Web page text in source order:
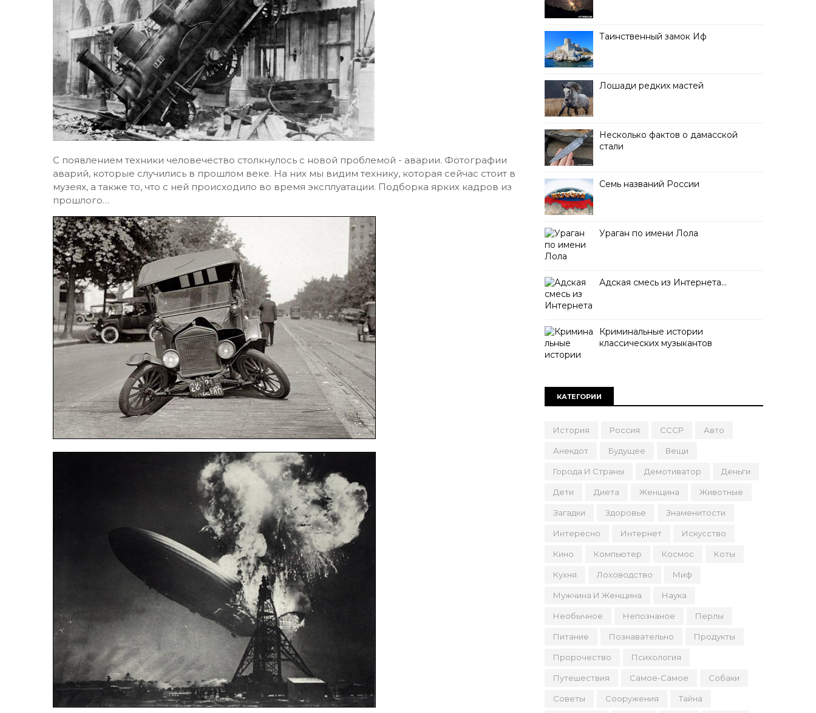
С появлением техники человечество столкнулось с новой проблемой - аварии. Фотографии
аварий, которые случились в прошлом веке. На них мы видим технику, которая сейчас стоит в
музеях, а также то, что с ней происходило во время эксплуатации. Подборка ярких кадров из
прошлого…
Таинственный замок Иф
Лошади редких мастей
Несколько фактов о дамасской
стали
Семь названий России
Ураган по имени Лола
Адская смесь из Интернета…
Криминальные истории
классических музыкантов
КАТЕГОРИИ
История Россия СССР Авто
Анекдот Будущее Вещи
Города И Страны Демотиватор Деньги
Дети Диета Женщина Животные
Загадки Здоровье Знаменитости
Интересно Интернет Искусство
Кино Компьютер Космос Коты
Кухня Лоховодство Миф
Мужчина И Женщина Наука
Необычное Непознаное Перлы
Питание Познавательно Продукты
Пророчество Психология
Путешествия Самое-Самое Собаки
Советы Сооружения Тайна